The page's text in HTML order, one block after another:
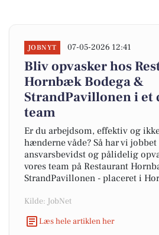
JOBNYT 07-05-2026 12:41
Bliv opvasker hos
Hornbæk Bodega &
StrandPavillonen i et
team
Er du arbejdsom, effektiv og
hænderne våde? Så har vi
ansvarsbevidst og pålidelig
vores team på Restaurant
StrandPavillonen - placeret i
Kilde: JobNet
Læs hele artiklen her